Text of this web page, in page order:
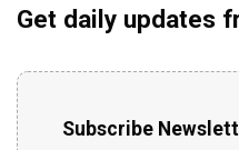
Get daily updates
Subscribe